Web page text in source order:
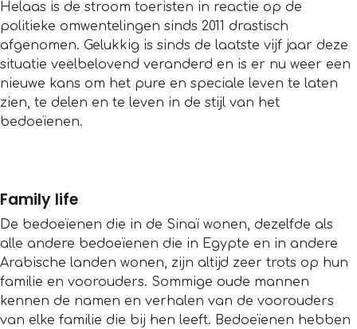
Helaas is de stroom toeristen in reactie op de
politieke omwentelingen sinds 2011 drastisch
afgenomen. Gelukkig is sinds de laatste vijf jaar deze
situatie veelbelovend veranderd en is er nu weer een
nieuwe kans om het pure en speciale leven te laten
zien, te delen en te leven in de stijl van het
bedoeïenen.
Family life
De bedoeïenen die in de Sinaï wonen, dezelfde als
alle andere bedoeïenen die in Egypte en in andere
Arabische landen wonen, zijn altijd zeer trots op hun
familie en voorouders. Sommige oude mannen
kennen de namen en verhalen van de voorouders
van elke familie die bij hen leeft. Bedoeïenen hebben